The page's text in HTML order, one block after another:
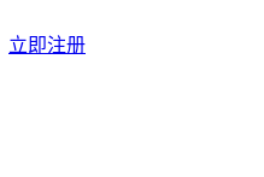
立即注册